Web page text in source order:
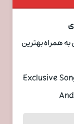
همراه بهترین
Exclusive